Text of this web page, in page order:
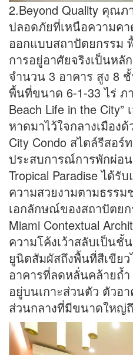
2.Beyond Quality คุณ
ปลอดภัยที่เหนือความค
ออกแบบสถาปัตยกรรม
การอยู่อาศัยจริงเป็นหลั
จำนวน 3 อาคาร สูง 8
พื้นที่ขนาด 6-1-33 ไร่ ภ
Beach Life in the
หาดมาไว้ใจกลางเมือง
City Condo สไตล์รีสอ
ประสบการณ์การพักผ่อ
Tropical Paradise ได้รั
ความสวยงามตามธรรม
เอกลักษณ์ของสถาปัตย
Miami Contextual
ความโค้งเว้าสลับเป็นชั้
ยูนิตสัมผัสถึงพื้นที่สีเขียว
อาคารที่ลดหลั่นคล้ายถ้
อยู่บนเกาะส่วนตัว ตัวอ
ส่วนกลางที่มีขนาดใหญ่